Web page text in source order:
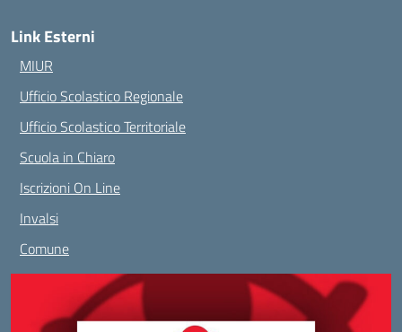
Link Esterni
MIUR
Ufficio Scolastico Regionale
Ufficio Scolastico Territoriale
Scuola in Chiaro
Iscrizioni On Line
Invalsi
Comune